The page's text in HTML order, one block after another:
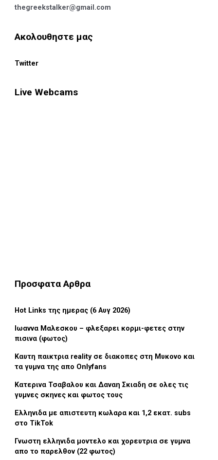
thegreekstalker@gmail.com
Ακολουθηστε μας
Twitter
Live Webcams
Προσφατα Αρθρα
Hot Links της ημερας (6 Αυγ 2026)
Ιωαννα Μαλεσκου – φλεξαρει κορμι-φετες στην
πισινα (φωτος)
Καυτη παικτρια reality σε διακοπες στη Μυκονο και
τα γυμνα της απο Onlyfans
Κατερινα Τσαβαλου και Δαναη Σκιαδη σε ολες τις
γυμνες σκηνες και φωτος τους
Ελληνιδα με απιστευτη κωλαρα και 1,2 εκατ. subs
στο TikTok
Γνωστη ελληνιδα μοντελο και χορευτρια σε γυμνα
απο το παρελθον (22 φωτος)